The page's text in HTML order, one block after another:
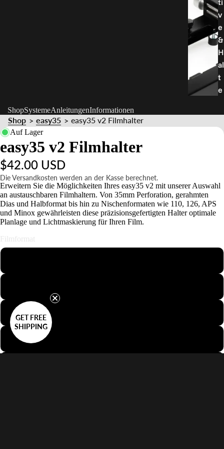
v
e
&
H
al
t
e
u
n
ShopSystemeAnleitungenInformationen
Shop > easy35 > easy35 v2 Filmhalter
Auf Lager
easy35 v2 Filmhalter
$42.00 USD
Die Versandkosten werden an der Kasse berechnet.
Erweitern Sie die Möglichkeiten Ihres easy35 v2 mit unserer Auswahl
an austauschbaren Filmhaltern. Von 35mm Perforation, gerahmten
Dias und Halbformat bis hin zu Nischenformaten wie 110, 126, APS
und Minox gewährleisten diese präzisionsgefertigten Halter optimale
Planlage und Lichtmaskierung für Ihren Film.
Filmformat
GET FREE
SHIPPING